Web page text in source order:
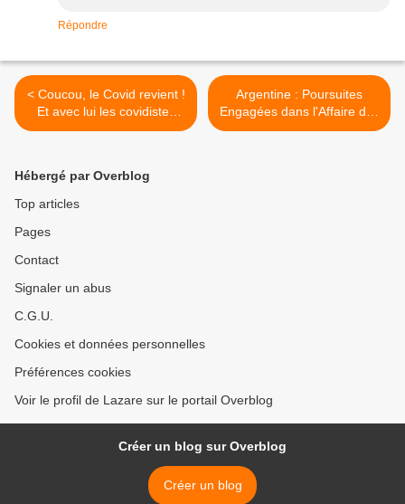
Répondre
< Coucou, le Covid revient !
Et avec lui les covidistes
fous…
Argentine : Poursuites
Engagées dans l'Affaire des
Vaxx >
Hébergé par Overblog
Top articles
Pages
Contact
Signaler un abus
C.G.U.
Cookies et données personnelles
Préférences cookies
Voir le profil de Lazare sur le portail Overblog
Créer un blog sur Overblog
Créer un blog